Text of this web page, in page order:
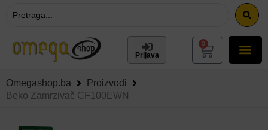
Prijava
0
Omegashop.ba
Proizvodi
Beko Zamrzivač CF100EWN